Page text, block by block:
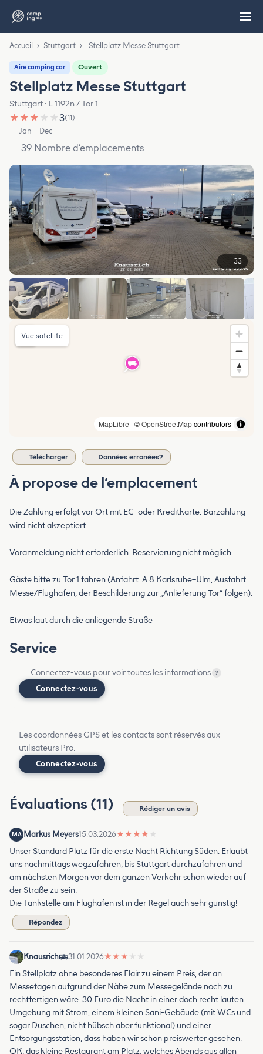
Accueil › Stuttgart › Stellplatz Messe Stuttgart
Aire camping car Ouvert
Stellplatz Messe Stuttgart
Stuttgart · L 1192n / Tor 1
★ ★ ★ ★ ★3(11)
Jan – Dec
39 Nombre d’emplacements
33
MapLibre | ©OpenStreetMapcontributors
Vue satellite
Télécharger Données erronées?
À propose de l’emplacement
Die Zahlung erfolgt vor Ort mit EC- oder Kreditkarte. Barzahlung
wird nicht akzeptiert.
Voranmeldung nicht erforderlich. Reservierung nicht möglich.
Gäste bitte zu Tor 1 fahren (Anfahrt: A 8 Karlsruhe–Ulm, Ausfahrt
Messe/Flughafen, der Beschilderung zur „Anlieferung Tor“ folgen).
Etwas laut durch die anliegende Straße
Service
Connectez-vous pour voir toutes les informations ?
Connectez-vous
Les coordonnées GPS et les contacts sont réservés aux
utilisateurs Pro.
Connectez-vous
Évaluations (11) Rédiger un avis
MA Markus Meyers15.03.2026★ ★ ★ ★ ★
Unser Standard Platz für die erste Nacht Richtung Süden. Erlaubt
uns nachmittags wegzufahren, bis Stuttgart durchzufahren und
am nächsten Morgen vor dem ganzen Verkehr schon wieder auf
der Straße zu sein.
Die Tankstelle am Flughafen ist in der Regel auch sehr günstig!
Répondez
Knausrich 31.01.2026★ ★ ★ ★ ★
Ein Stellplatz ohne besonderes Flair zu einem Preis, der an
Messetagen aufgrund der Nähe zum Messegelände noch zu
rechtfertigen wäre. 30 Euro die Nacht in einer doch recht lauten
Umgebung mit Strom, einem kleinen Sani-Gebäude (mit WCs und
sogar Duschen, nicht hübsch aber funktional) und einer
Entsorgungsstation, dass haben wir schon preiswerter gesehen.
OK, das kleine Restaurant am Platz, welches Abends aus allen